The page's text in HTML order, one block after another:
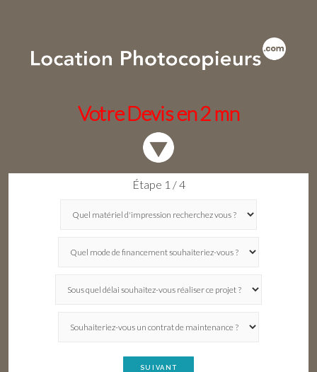
Votre Devis en 2 mn
Étape 1 / 4
SUIVANT